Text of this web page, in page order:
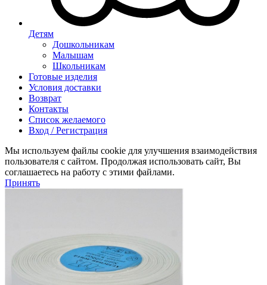
Детям
Дошкольникам
Малышам
Школьникам
Готовые изделия
Условия доставки
Возврат
Контакты
Список желаемого
Вход / Регистрация
Мы используем файлы cookie для улучшения взаимодействия
пользователя с сайтом. Продолжая использовать сайт, Вы
соглашаетесь на работу с этими файлами.
Принять